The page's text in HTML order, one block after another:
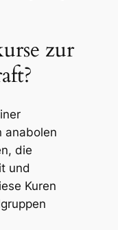
zur
anabolen
die
und
Kuren